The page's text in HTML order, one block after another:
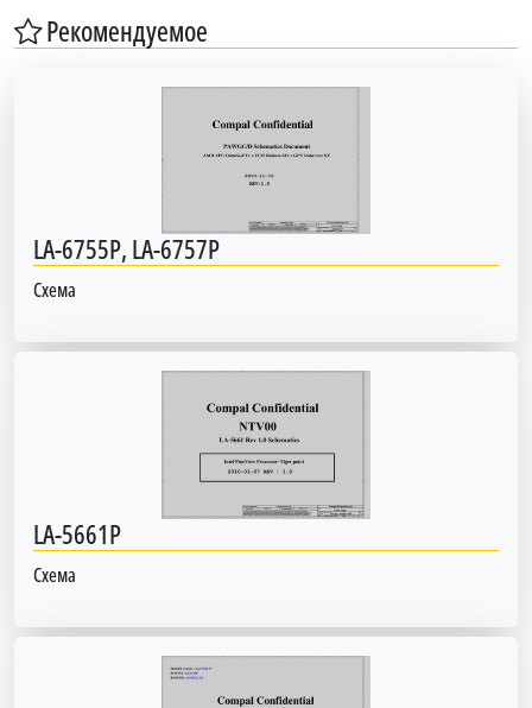
Рекомендуемое
LA-6755P, LA-6757P
Схема
LA-5661P
Схема